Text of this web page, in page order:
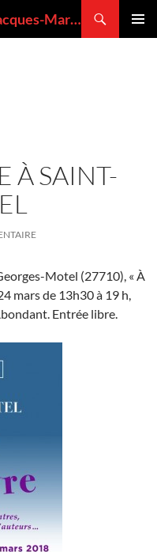
VOLCANMANIA : le blog de Jacques-Marie BARDINTZEFF, volcanologue
À SAINT-
Motel (27710), « À
mars de 13h30 à 19 h,
Entrée libre.